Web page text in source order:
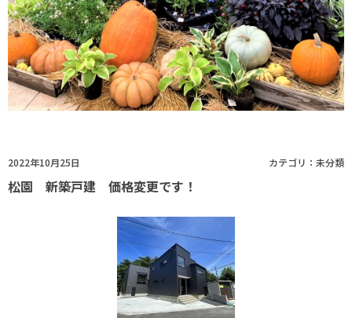
2022年10月25日 カテゴリ： 未分類
松園 新築戸建 価格変更です！